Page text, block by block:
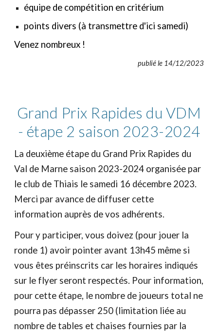
équipe de compétition en critérium
points divers (à transmettre d'ici samedi)
Venez nombreux !
publié le 14/12/2023
Grand Prix Rapides du VDM
- étape 2 saison 2023-2024
La deuxième étape du Grand Prix Rapides du
Val de Marne saison 2023-2024 organisée par
le club de Thiais le samedi 16 décembre 2023.
Merci par avance de diffuser cette
information auprès de vos adhérents.
Pour y participer, vous doivez (pour jouer la
ronde 1) avoir pointer avant 13h45 même si
vous êtes préinscrits car les horaires indiqués
sur le flyer seront respectés. Pour information,
pour cette étape, le nombre de joueurs total ne
pourra pas dépasser 250 (limitation liée au
nombre de tables et chaises fournies par la